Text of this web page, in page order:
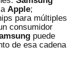
Apple;
para múltiples
consumidor
puede
de esa cadena